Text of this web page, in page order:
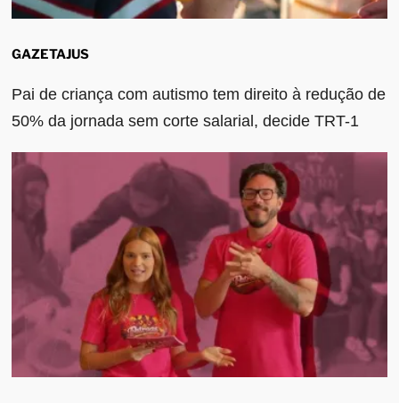
GAZETAJUS
Pai de criança com autismo tem direito à redução de
50% da jornada sem corte salarial, decide TRT-1